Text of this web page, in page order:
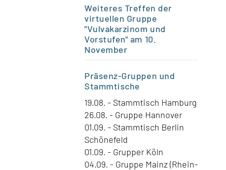
Weiteres Treffen der
virtuellen Gruppe
"Vulvakarzinom und
Vorstufen" am 10.
November
Präsenz-Gruppen und
Stammtische
19.08. - Stammtisch Hamburg
26.08. - Gruppe Hannover
01.09. - Stammtisch Berlin
Schönefeld
01.09. - Grupper Köln
04.09. - Gruppe Mainz (Rhein-